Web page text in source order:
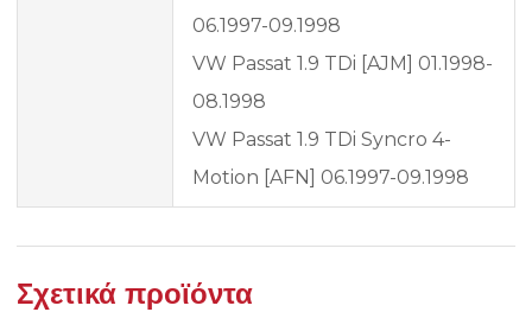
06.1997-09.1998
VW Passat 1.9 TDi [AJM] 01.1998-
08.1998
VW Passat 1.9 TDi Syncro 4-
Motion [AFN] 06.1997-09.1998
Σχετικά προϊόντα